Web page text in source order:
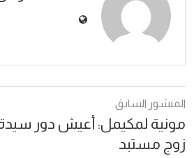
المنشور السابق
مونية لمكيمل: أعيش دور
زوج مستبد